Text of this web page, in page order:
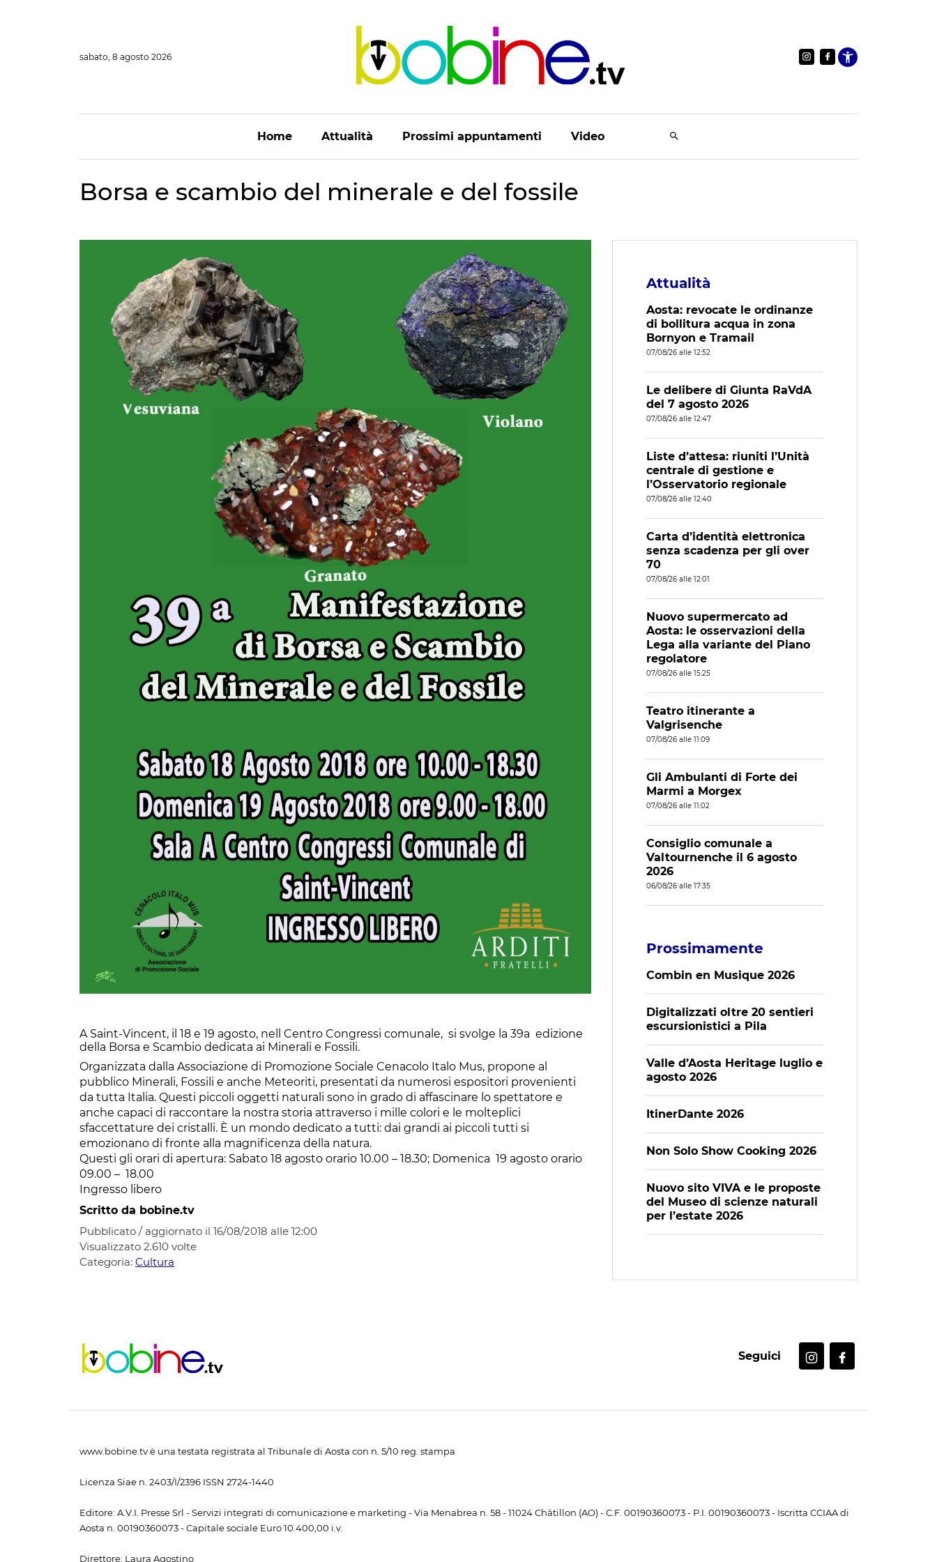
sabato, 8 agosto 2026 Apri le
Home Attualità Prossimi appuntamenti Video
Borsa e scambio del minerale e del fossile
A Saint-Vincent, il 18 e 19 agosto, nell Centro Congressi comunale, si svolge la 39a edizione
della Borsa e Scambio dedicata ai Minerali e Fossili.
Organizzata dalla Associazione di Promozione Sociale Cenacolo Italo Mus, propone al
pubblico Minerali, Fossili e anche Meteoriti, presentati da numerosi espositori provenienti
da tutta Italia. Questi piccoli oggetti naturali sono in grado di affascinare lo spettatore e
anche capaci di raccontare la nostra storia attraverso i mille colori e le molteplici
sfaccettature dei cristalli. È un mondo dedicato a tutti: dai grandi ai piccoli tutti si
emozionano di fronte alla magnificenza della natura.
Questi gli orari di apertura: Sabato 18 agosto orario 10.00 – 18.30; Domenica 19 agosto orario
09.00 – 18.00
Ingresso libero
Scritto da bobine.tv
Pubblicato / aggiornato il 16/08/2018 alle 12:00
Visualizzato 2.610 volte
Categoria: Cultura
Attualità
Aosta: revocate le ordinanze
di bollitura acqua in zona
Bornyon e Tramail
07/08/26 alle 12:52
Le delibere di Giunta RaVdA
del 7 agosto 2026
07/08/26 alle 12:47
Liste d’attesa: riuniti l’Unità
centrale di gestione e
l’Osservatorio regionale
07/08/26 alle 12:40
Carta d’identità elettronica
senza scadenza per gli over
70
07/08/26 alle 12:01
Nuovo supermercato ad
Aosta: le osservazioni della
Lega alla variante del Piano
regolatore
07/08/26 alle 15:25
Teatro itinerante a
Valgrisenche
07/08/26 alle 11:09
Gli Ambulanti di Forte dei
Marmi a Morgex
07/08/26 alle 11:02
Consiglio comunale a
Valtournenche il 6 agosto
2026
06/08/26 alle 17:35
Prossimamente
Combin en Musique 2026
Digitalizzati oltre 20 sentieri
escursionistici a Pila
Valle d’Aosta Heritage luglio e
agosto 2026
ItinerDante 2026
Non Solo Show Cooking 2026
Nuovo sito VIVA e le proposte
del Museo di scienze naturali
per l’estate 2026
Seguici
www.bobine.tv è una testata registrata al Tribunale di Aosta con n. 5/10 reg. stampa
Licenza Siae n. 2403/I/2396 ISSN 2724-1440
Editore: A.V.I. Presse Srl - Servizi integrati di comunicazione e marketing - Via Menabrea n. 58 - 11024 Châtillon (AO) - C.F. 00190360073 - P.I. 00190360073 - Iscritta CCIAA di
Aosta n. 00190360073 - Capitale sociale Euro 10.400,00 i.v.
Direttore: Laura Agostino